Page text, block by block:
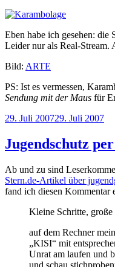
Eben habe ich gesehen: die
Leider nur als Real-Stream.
Bild: ARTE
PS: Ist es vermessen,
Sendung mit der Maus für
Veröffentlicht
29. Juli 200729. Juli 2007
Jugendschutz
Ab und zu sind
Stern.de-Artikel über
fand ich diesen Kommentar
Kleine Schritte,
auf dem Rechner
„KISI“ mit
Unrat am laufen und
und schau